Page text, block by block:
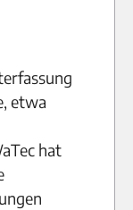
etwa
hat